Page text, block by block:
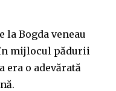
la Bogda veneau
mijlocul pădurii
era o adevărată